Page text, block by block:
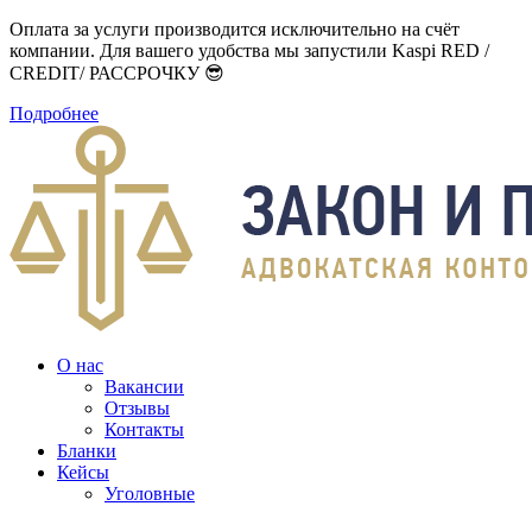
Оплата за услуги производится исключительно на счёт
компании. Для вашего удобства мы запустили Kaspi RED /
CREDIT/ РАССРОЧКУ 😎
Подробнее
О нас
Вакансии
Отзывы
Контакты
Бланки
Кейсы
Уголовные